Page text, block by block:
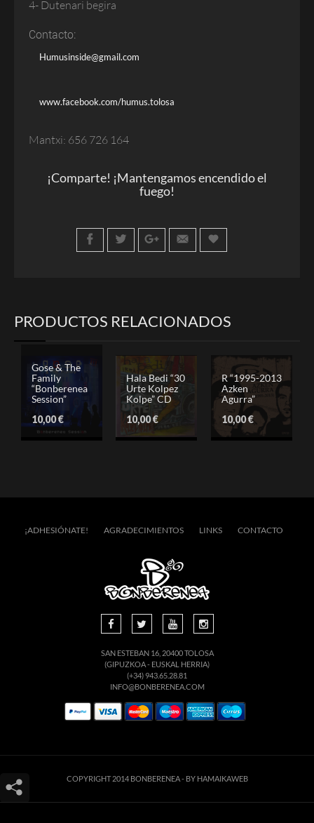
4- Dutenari begira
Contacto:
Humusinside@gmail.com
www.facebook.com/humus.tolosa
Mantxi: 656 726 164
¡Comparte! ¡Mantengamos encendido el
fuego!
PRODUCTOS RELACIONADOS
Gose & The
Family
“Bonberenea
Session”
10,00€
Hala Bedi “30
Urte Kolpez
Kolpe” CD
10,00€
R “1995-2013
Azken
Agurra”
10,00€
¡ADHESIÓNATE! AGRADECIMIENTOS LINKS CONTACTO
SAN ESTEBAN 16, 20400 TOLOSA
(GIPUZKOA - EUSKAL HERRIA)
(+34) 943.65.28.81
INFO@BONBERENEA.COM
COPYRIGHT 2014 BONBERENEA - BY HAMAIKAWEB